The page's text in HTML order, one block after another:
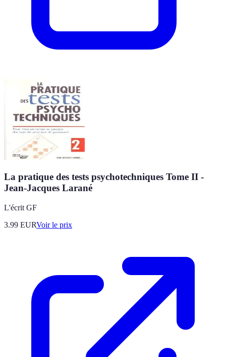
La pratique des tests psychotechniques Tome II -
Jean-Jacques Larané
L'écrit GF
3.99 EURVoir le prix